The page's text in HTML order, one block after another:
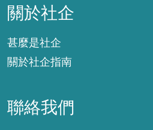
關於社企
甚麼是社企
關於社企指南
聯絡我們